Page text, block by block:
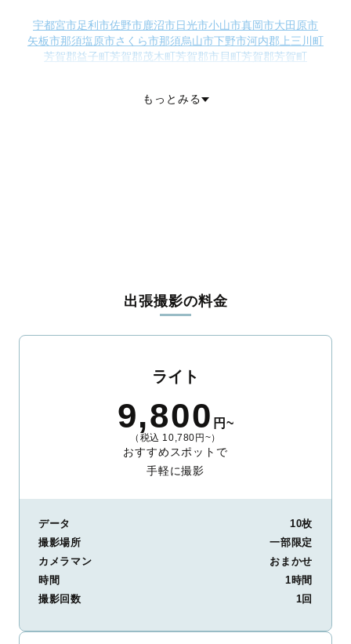
宇都宮市足利市佐野市鹿沼市日光市小山市真岡市大田原市
矢板市那須塩原市さくら市那須烏山市下野市河内郡上三川町
芳賀郡益子町芳賀郡茂木町芳賀郡市貝町芳賀郡芳賀町
もっとみる
出張撮影の料金
ライト
9,800 円~
（税込 10,780円~）
おすすめスポットで
手軽に撮影
データ
10枚
撮影場所
一部限定
カメラマン
おまかせ
時間
1時間
撮影回数
1回